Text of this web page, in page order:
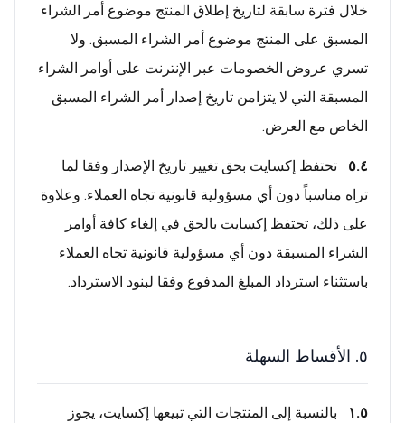
خلال فترة سابقة لتاريخ إطلاق المنتج موضوع أمر الشراء
المسبق على المنتج موضوع أمر الشراء المسبق. ولا
تسري عروض الخصومات عبر الإنترنت على أوامر الشراء
المسبقة التي لا يتزامن تاريخ إصدار أمر الشراء المسبق
الخاص مع العرض.
٥.٤
تحتفظ إكسايت بحق تغيير تاريخ الإصدار وفقا لما
تراه مناسباً دون أي مسؤولية قانونية تجاه العملاء. وعلاوة
على ذلك، تحتفظ إكسايت بالحق في إلغاء كافة أوامر
الشراء المسبقة دون أي مسؤولية قانونية تجاه العملاء
باستثناء استرداد المبلغ المدفوع وفقا لبنود الاسترداد.
٥. الأقساط السهلة
١.٥
بالنسبة إلى المنتجات التي تبيعها إكسايت، يجوز